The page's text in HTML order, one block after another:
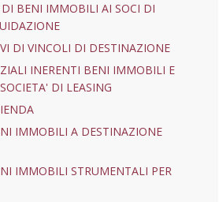
DI BENI IMMOBILI AI SOCI DI
DI VINCOLI DI DESTINAZIONE
INERENTI BENI IMMOBILI E
DI LEASING
IMMOBILI A DESTINAZIONE
IMMOBILI STRUMENTALI PER